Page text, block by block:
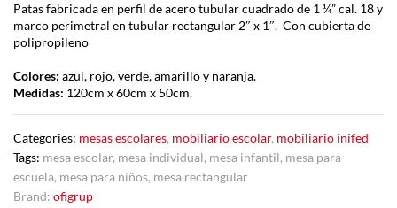
Patas fabricada en perfil de acero tubular cuadrado de 1 ¼” cal. 18 y
marco perimetral en tubular rectangular 2″ x 1″. Con cubierta de
polipropileno
Colores: azul, rojo, verde, amarillo y naranja.
Medidas: 120cm x 60cm x 50cm.
Categories: mesas escolares, mobiliario escolar, mobiliario inifed
Tags: mesa escolar, mesa individual, mesa infantil, mesa para
escuela, mesa para niños, mesa rectangular
Brand: ofigrup